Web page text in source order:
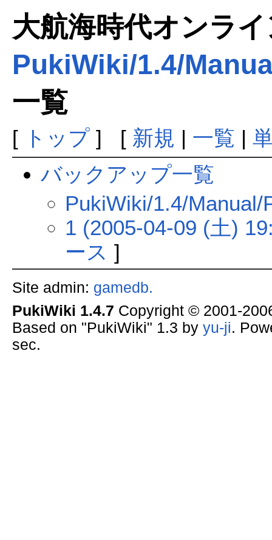
大航海時代オンラ
PukiWiki/1.4/
一覧
[ トップ] [ 新規 | 一覧 |
バックアップ一覧
PukiWiki/1.4/
1 (2005-04-09 (土)
ース ]
Site admin: gamedb.
PukiWiki 1.4.7 Copyright © 2001-
Based on "PukiWiki" 1.3 by yu-ji.
sec.